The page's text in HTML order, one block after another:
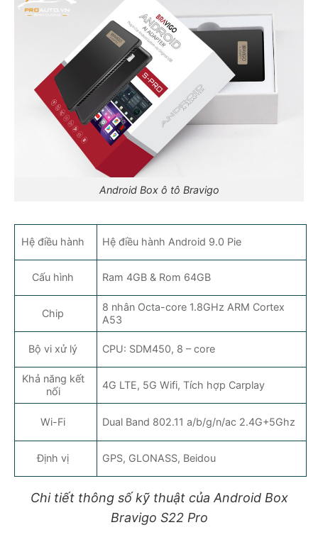
Android Box ô tô Bravigo
Hệ điều hành Hệ điều hành Android 9.0 Pie
Cấu hình Ram 4GB & Rom 64GB
Chip
8 nhân Octa-core 1.8GHz ARM Cortex
A53
Bộ vi xử lý CPU: SDM450, 8 – core
Khả năng kết
nối
4G LTE, 5G Wifi, Tích hợp Carplay
Wi-Fi Dual Band 802.11 a/b/g/n/ac 2.4G+5Ghz
Định vị GPS, GLONASS, Beidou
Chi tiết thông số kỹ thuật của Android Box
Bravigo S22 Pro